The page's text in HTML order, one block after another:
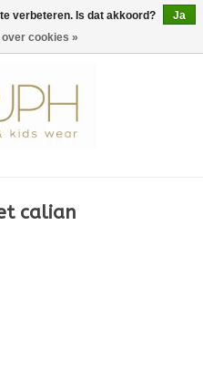
0 Artikelen - €0,00
calian
verbeteren. Is dat akkoord?
Ja
over cookies »